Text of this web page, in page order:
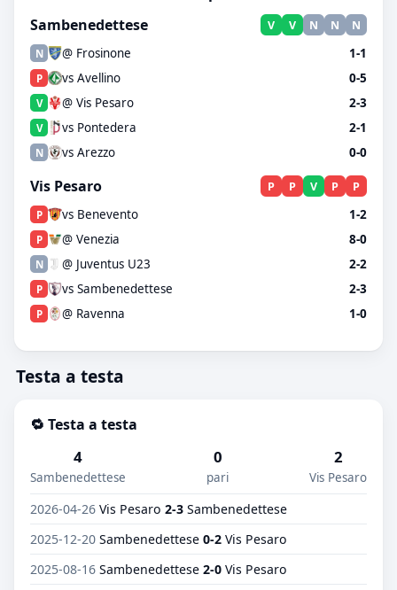
Sambenedettese
V V N N N
N @ Frosinone 1-1
P vs Avellino 0-5
V @ Vis Pesaro 2-3
V vs Pontedera 2-1
N vs Arezzo 0-0
Vis Pesaro P P V P P
P vs Benevento 1-2
P @ Venezia 8-0
N @ Juventus U23 2-2
P vs Sambenedettese 2-3
P @ Ravenna 1-0
Testa a testa
🔁 Testa a testa
4
Sambenedettese
0
pari
2
Vis Pesaro
2026-04-26 Vis Pesaro 2-3 Sambenedettese
2025-12-20 Sambenedettese 0-2 Vis Pesaro
2025-08-16 Sambenedettese 2-0 Vis Pesaro